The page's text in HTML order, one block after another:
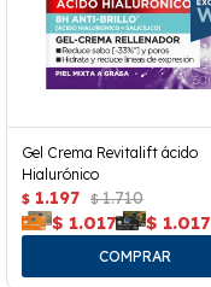
Gel Crema Revitalift ácido
Hialurónico
$ 1.197 $ 1.710
$ 1.017 $ 1.017